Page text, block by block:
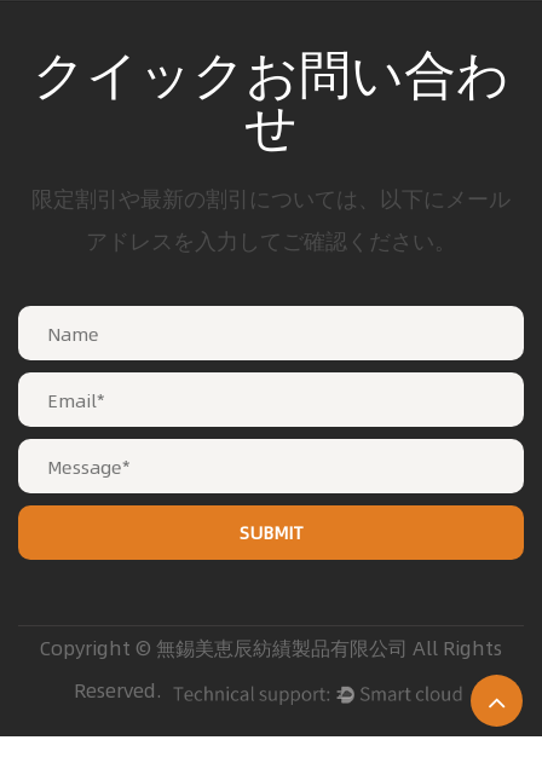
クイックお問い合わ
せ
限定割引や最新の割引については、以下にメール
アドレスを入力してご確認ください。
Copyright © 無錫美恵辰紡績製品有限公司 All Rights
Reserved.